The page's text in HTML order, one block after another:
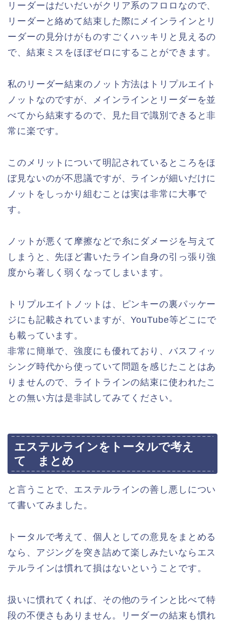
リーダーはだいだいがクリア系のフロロなので、
リーダーと絡めて結束した際にメインラインとリ
ーダーの見分けがものすごくハッキリと見えるの
で、結束ミスをほぼゼロにすることができます。
私のリーダー結束のノット方法はトリプルエイト
ノットなのですが、メインラインとリーダーを並
べてから結束するので、見た目で識別できると非
常に楽です。
このメリットについて明記されているところをほ
ぼ見ないのが不思議ですが、ラインが細いだけに
ノットをしっかり組むことは実は非常に大事で
す。
ノットが悪くて摩擦などで糸にダメージを与えて
しまうと、先ほど書いたライン自身の引っ張り強
度から著しく弱くなってしまいます。
トリプルエイトノットは、ピンキーの裏パッケー
ジにも記載されていますが、YouTube等どこにで
も載っています。
非常に簡単で、強度にも優れており、バスフィッ
シング時代から使っていて問題を感じたことはあ
りませんので、ライトラインの結束に使われたこ
との無い方は是非試してみてください。
エステルラインをトータルで考え
て まとめ
と言うことで、エステルラインの善し悪しについ
て書いてみました。
トータルで考えて、個人としての意見をまとめる
なら、アジングを突き詰めて楽しみたいならエス
テルラインは慣れて損はないということです。
扱いに慣れてくれば、その他のラインと比べて特
段の不便さもありません。リーダーの結束も慣れ